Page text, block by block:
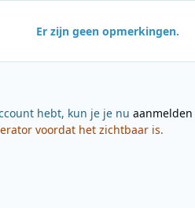
Er zijn geen opmerkingen.
hebt, kun je je nu aanmelden
voordat het zichtbaar is.